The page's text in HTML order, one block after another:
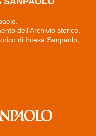
dell'Archivio storico.
di Intesa Sanpaolo,